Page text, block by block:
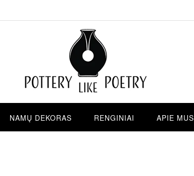
NAMŲ DEKORAS RENGINIAI APIE MUS